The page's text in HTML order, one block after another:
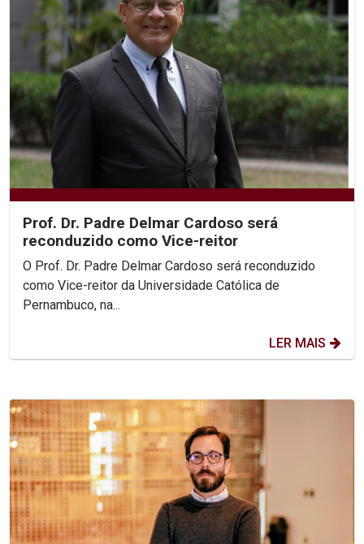
Prof. Dr. Padre Delmar Cardoso será
reconduzido como Vice-reitor
O Prof. Dr. Padre Delmar Cardoso será reconduzido
como Vice-reitor da Universidade Católica de
Pernambuco, na...
LER MAIS